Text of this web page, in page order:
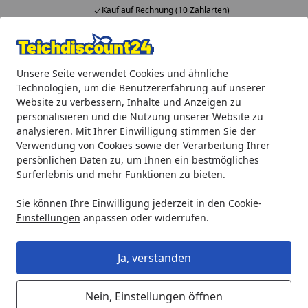
Unsere Seite verwendet Cookies und ähnliche
Technologien, um die Benutzererfahrung auf unserer
Website zu verbessern, Inhalte und Anzeigen zu
personalisieren und die Nutzung unserer Website zu
analysieren. Mit Ihrer Einwilligung stimmen Sie der
Verwendung von Cookies sowie der Verarbeitung Ihrer
persönlichen Daten zu, um Ihnen ein bestmögliches
Surferlebnis und mehr Funktionen zu bieten.
Sie können Ihre Einwilligung jederzeit in den Cookie-
Einstellungen anpassen oder widerrufen.
Ja, verstanden
Nein, Einstellungen öffnen
Kauf auf Rechnung (10 Zahlarten)
Alle Produkte
Mein Konto
Suchen
Startseite
Aquaristik Aquaristik Pflege biOrb Kratzerentferner Set
biOrb Kratzerentferner Set